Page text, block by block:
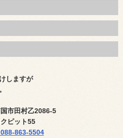
しますが
市田村乙2086-5
ピット55
863-5504